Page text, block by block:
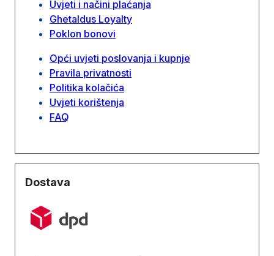
Uvjeti i načini plaćanja
Ghetaldus Loyalty
Poklon bonovi
Opći uvjeti poslovanja i kupnje
Pravila privatnosti
Politika kolačića
Uvjeti korištenja
FAQ
Dostava